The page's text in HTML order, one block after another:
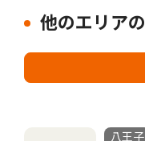
他のエリア
八王子